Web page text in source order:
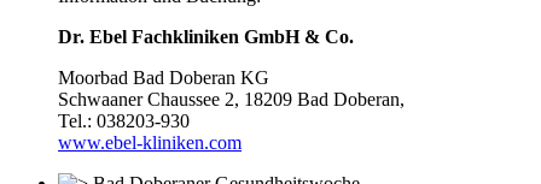
Dr. Ebel Fachkliniken GmbH & Co.
Moorbad Bad Doberan KG
Schwaaner Chaussee 2, 18209 Bad Doberan,
Tel.: 038203-930
www.ebel-kliniken.com